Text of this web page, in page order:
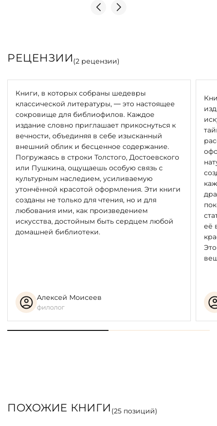
законов и распоряжений.
земель. В начале 1880-х гг. стал публиковать в казанских
газетах разоблачительные материалы о земельных
перебравшись сначала в Петербург, потом на
Смоленщину.
Первая книга Ремезова «Земля и люди Уфимской
губернии» (1887) имела шумный скандальный успех.
Вторая книга, «Очерки из жизни дикой Башкирии»,
сделала его ещё более знаменитым публицистом, но
стабильной работы и дохода не обеспечила, поэтому он
уехал во Владивосток, где наконец стал издавать
собственную газету. Газета Ремезова «Владивосток»
противостояла полиции, городской управе,
губернатору, военным властям. За свои публикации он
отсидел в тюрьме, а в 1906 году, когда все
«нелояльные» власти газеты закрывались, полностью
РЕЦЕНЗИИ(2 рецензии)
Книги, в которых собраны шедевры
классической литературы, — это настоящее
сокровище для библиофилов. Каждое
издание словно приглашает прикоснуться к
вечности, объединяя в себе изысканный
внешний облик и бесценное содержание.
Погружаясь в строки Толстого, Достоевского
или Пушкина, ощущаешь особую связь с
культурным наследием, усиливаемую
утончённой красотой оформления. Эти книги
созданы не только для чтения, но и для
любования ими, как произведением
искусства, достойным быть сердцем любой
домашней библиотеки.
Алексей Моисеев
филолог
её
ПОХОЖИЕ КНИГИ (25позиций)